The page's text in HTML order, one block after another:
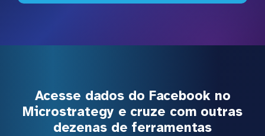
Acesse dados do Facebook no
Microstrategy e cruze com outras
dezenas de ferramentas